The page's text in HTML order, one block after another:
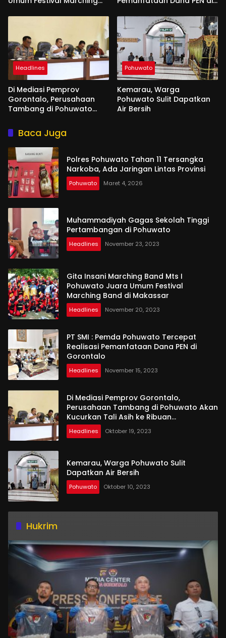
Headlines
Di Mediasi Pemprov
Gorontalo, Perusahaan
Tambang di Pohuwato
Ribuan Penambang
Pohuwato
Kemarau, Warga
Pohuwato Sulit Dapatkan
Air Bersih
Baca Juga
Polres Pohuwato Tahan 11 Tersangka
Narkoba, Ada Jaringan Lintas Provinsi
Pohuwato Maret 4, 2026
Muhammadiyah Gagas Sekolah Tinggi
Pertambangan di Pohuwato
Headlines November 23, 2023
Gita Insani Marching Band Mts I
Pohuwato Juara Umum Festival
Marching Band di Makassar
Headlines November 20, 2023
PT SMI : Pemda Pohuwato Tercepat
Realisasi Pemanfataan Dana PEN di
Gorontalo
Headlines November 15, 2023
Di Mediasi Pemprov Gorontalo,
Perusahaan Tambang di Pohuwato Akan
Kucurkan Tali Asih ke Ribuan
Penambang
Headlines Oktober 19, 2023
Kemarau, Warga Pohuwato Sulit
Dapatkan Air Bersih
Pohuwato Oktober 10, 2023
Hukrim